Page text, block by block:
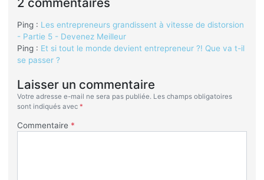
Ping : Les entrepreneurs grandissent à vitesse de distorsion
- Partie 5 - Devenez Meilleur
Ping : Et si tout le monde devient entrepreneur ?! Que va t-il
se passer ?
Laisser un commentaire
Votre adresse e-mail ne sera pas publiée. Les champs obligatoires
sont indiqués avec *
Commentaire *